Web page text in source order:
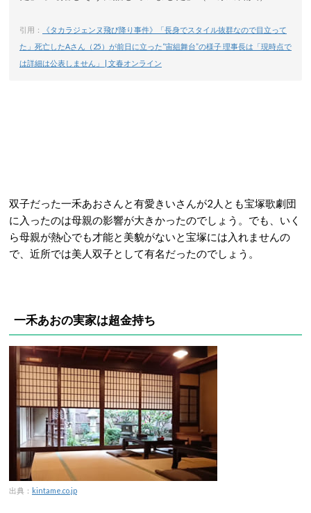
引用：
《タカラジェンヌ飛び降り事件》「長身でスタイル抜群なので目立って
た」死亡したAさん（25）が前日に立った“宙組舞台”の様子 理事長は「現時点で
は詳細は公表しません」 | 文春オンライン
双子だった一禾あおさんと有愛きいさんが2人とも宝塚歌劇団
に入ったのは母親の影響が大きかったのでしょう。でも、いく
ら母親が熱心でも才能と美貌がないと宝塚には入れませんの
で、近所では美人双子として有名だったのでしょう。
一禾あおの実家は超金持ち
出典： kintame.co.jp